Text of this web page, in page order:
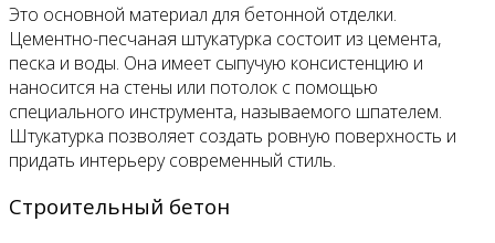
Это основной материал для бетонной отделки.
Цементно-песчаная штукатурка состоит из цемента,
песка и воды. Она имеет сыпучую консистенцию и
наносится на стены или потолок с помощью
специального инструмента, называемого шпателем.
Штукатурка позволяет создать ровную поверхность и
придать интерьеру современный стиль.
Строительный бетон